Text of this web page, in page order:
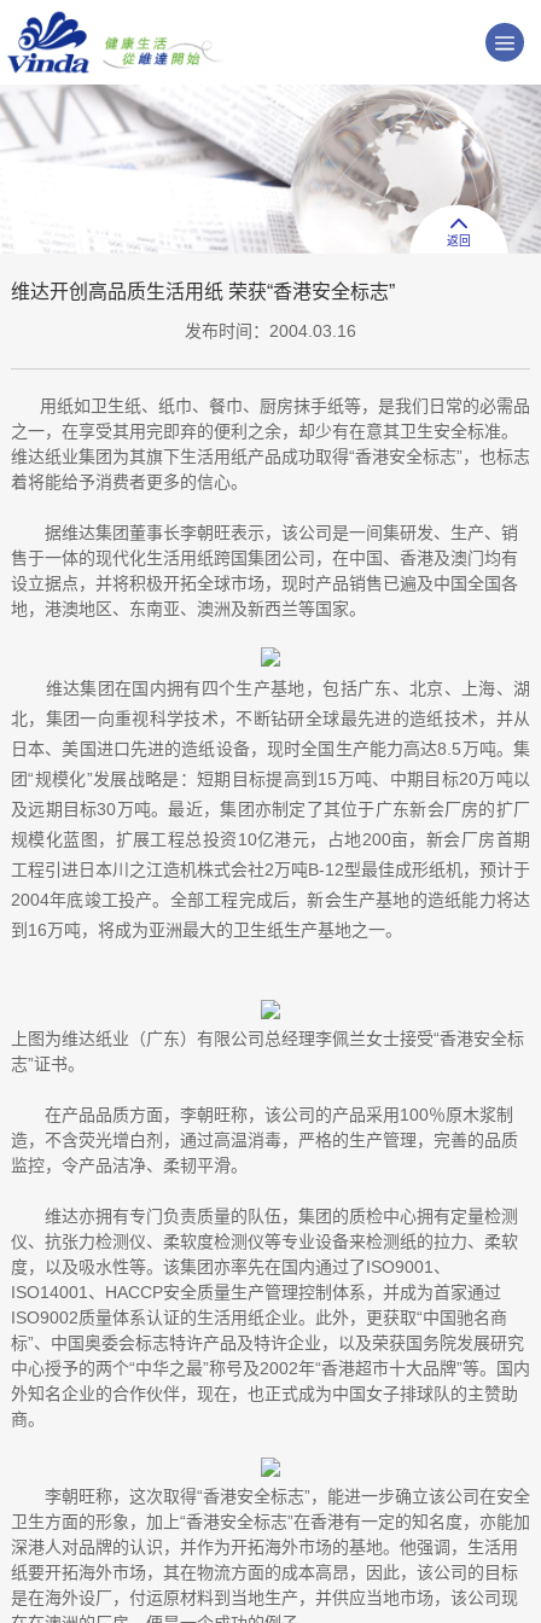
返回
维达开创高品质生活用纸 荣获“香港安全标志”
发布时间：2004.03.16
用纸如卫生纸、纸巾、餐巾、厨房抹手纸等，是我们日常的必需品
之一，在享受其用完即弃的便利之余，却少有在意其卫生安全标准。
维达纸业集团为其旗下生活用纸产品成功取得“香港安全标志”，也标志
着将能给予消费者更多的信心。
据维达集团董事长李朝旺表示，该公司是一间集研发、生产、销
售于一体的现代化生活用纸跨国集团公司，在中国、香港及澳门均有
设立据点，并将积极开拓全球市场，现时产品销售已遍及中国全国各
地，港澳地区、东南亚、澳洲及新西兰等国家。
维达集团在国内拥有四个生产基地，包括广东、北京、上海、湖
北，集团一向重视科学技术，不断钻研全球最先进的造纸技术，并从
日本、美国进口先进的造纸设备，现时全国生产能力高达8.5万吨。集
团“规模化”发展战略是：短期目标提高到15万吨、中期目标20万吨以
及远期目标30万吨。最近，集团亦制定了其位于广东新会厂房的扩厂
规模化蓝图，扩展工程总投资10亿港元，占地200亩，新会厂房首期
工程引进日本川之江造机株式会社2万吨B-12型最佳成形纸机，预计于
2004年底竣工投产。全部工程完成后，新会生产基地的造纸能力将达
到16万吨，将成为亚洲最大的卫生纸生产基地之一。
上图为维达纸业（广东）有限公司总经理李佩兰女士接受“香港安全标
志”证书。
在产品品质方面，李朝旺称，该公司的产品采用100％原木浆制
造，不含荧光增白剂，通过高温消毒，严格的生产管理，完善的品质
监控，令产品洁净、柔韧平滑。
维达亦拥有专门负责质量的队伍，集团的质检中心拥有定量检测
仪、抗张力检测仪、柔软度检测仪等专业设备来检测纸的拉力、柔软
度，以及吸水性等。该集团亦率先在国内通过了ISO9001、
ISO14001、HACCP安全质量生产管理控制体系，并成为首家通过
ISO9002质量体系认证的生活用纸企业。此外，更获取“中国驰名商
标”、中国奥委会标志特许产品及特许企业，以及荣获国务院发展研究
中心授予的两个“中华之最”称号及2002年“香港超市十大品牌”等。国内
外知名企业的合作伙伴，现在，也正式成为中国女子排球队的主赞助
商。
李朝旺称，这次取得“香港安全标志”，能进一步确立该公司在安全
卫生方面的形象，加上“香港安全标志”在香港有一定的知名度，亦能加
深港人对品牌的认识，并作为开拓海外市场的基地。他强调，生活用
纸要开拓海外市场，其在物流方面的成本高昂，因此，该公司的目标
是在海外设厂，付运原材料到当地生产，并供应当地市场，该公司现